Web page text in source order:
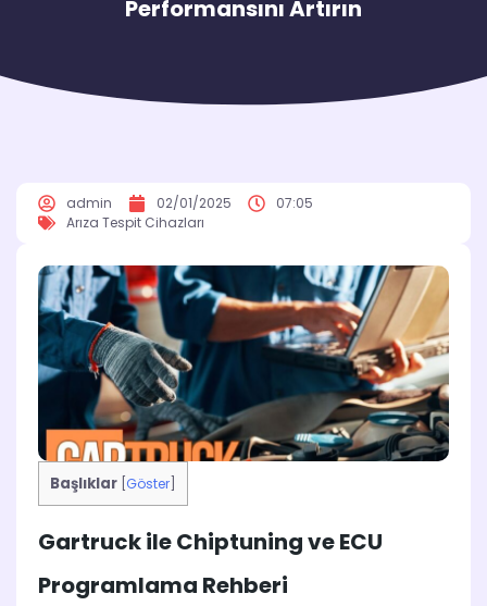
Performansını Artırın
admin 02/01/2025
07:05
Arıza Tespit Cihazları
Başlıklar Göster
Gartruck ile Chiptuning ve ECU
Programlama Rehberi